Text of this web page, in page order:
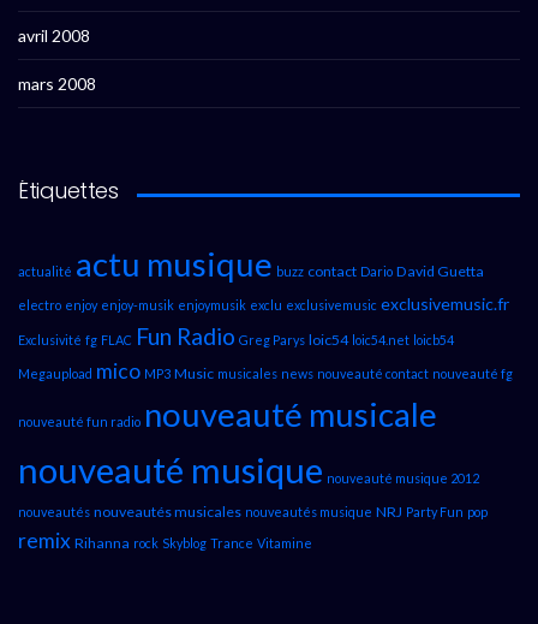
avril 2008
mars 2008
Étiquettes
actualité actu musique buzz contact Dario David Guetta
electro enjoy enjoy-musik enjoymusik exclu exclusivemusic exclusivemusic.fr
Exclusivité fg FLAC Fun Radio Greg Parys loic54 loic54.net loicb54
Megaupload mico MP3 Music musicales news nouveauté contact nouveauté fg
nouveauté fun radio nouveauté musicale
nouveauté musique nouveauté musique 2012
nouveautés nouveautés musicales nouveautés musique NRJ Party Fun pop
remix Rihanna rock Skyblog Trance Vitamine